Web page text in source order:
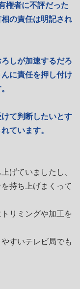
権者に不評だった
の責任は明記され
しが加速するだろ
に責任を押し付け
て判断したいとす
ています。
げていましたし、
持ち上げまくって
リミングや加工を
すいテレビ局でも